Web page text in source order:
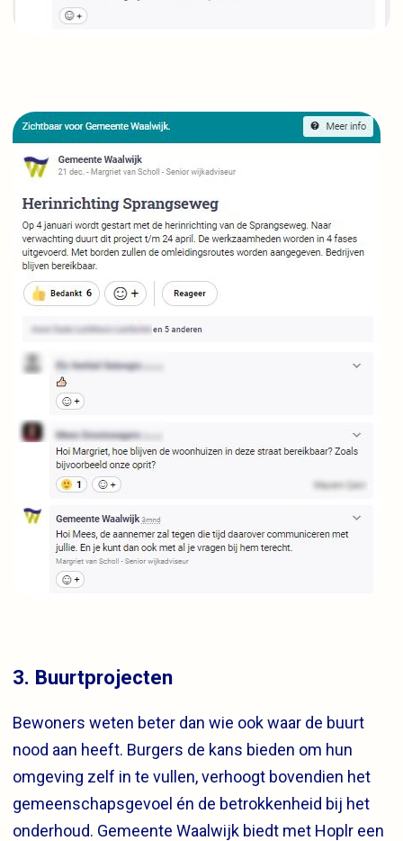
3. Buurtprojecten
Bewoners weten beter dan wie ook waar de buurt
nood aan heeft. Burgers de kans bieden om hun
omgeving zelf in te vullen, verhoogt bovendien het
gemeenschapsgevoel én de betrokkenheid bij het
onderhoud. Gemeente Waalwijk biedt met Hoplr een